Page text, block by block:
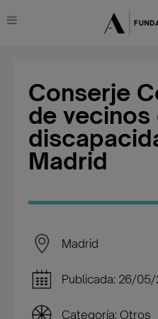
Conserje
de vecinos
Madrid
Madrid
Publicada: 26/
Categoría: Otros